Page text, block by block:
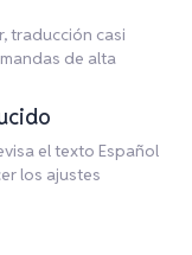
traducción casi
de alta
el texto Español
los ajustes